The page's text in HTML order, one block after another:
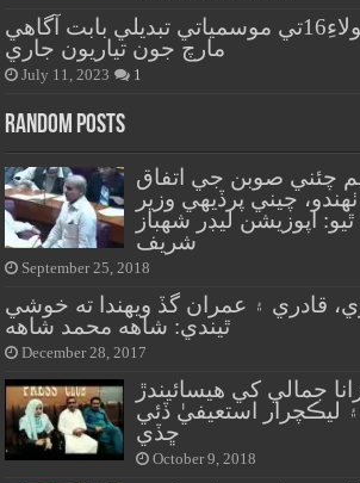
ڪراچي ۾ جولاءِ16تي موسمياتي تبديلي بابت آگاهي
مارچ جون تياريون جاري
July 11, 2023 1
Random Posts
چئني صوبن جي اتفاق
چيني پرڏيهي وزير
اپوزيشن ليڊر شهباز
شريف
September 25, 2018
قادري ۽ عمران گڏ ويهندا ته خوشي
ٿيندي: شاهه محمد شاهه
December 28, 2017
جمالي کي هيسائيندڙ
استعيفيٰ ڏئي
ڇڏي
October 9, 2018